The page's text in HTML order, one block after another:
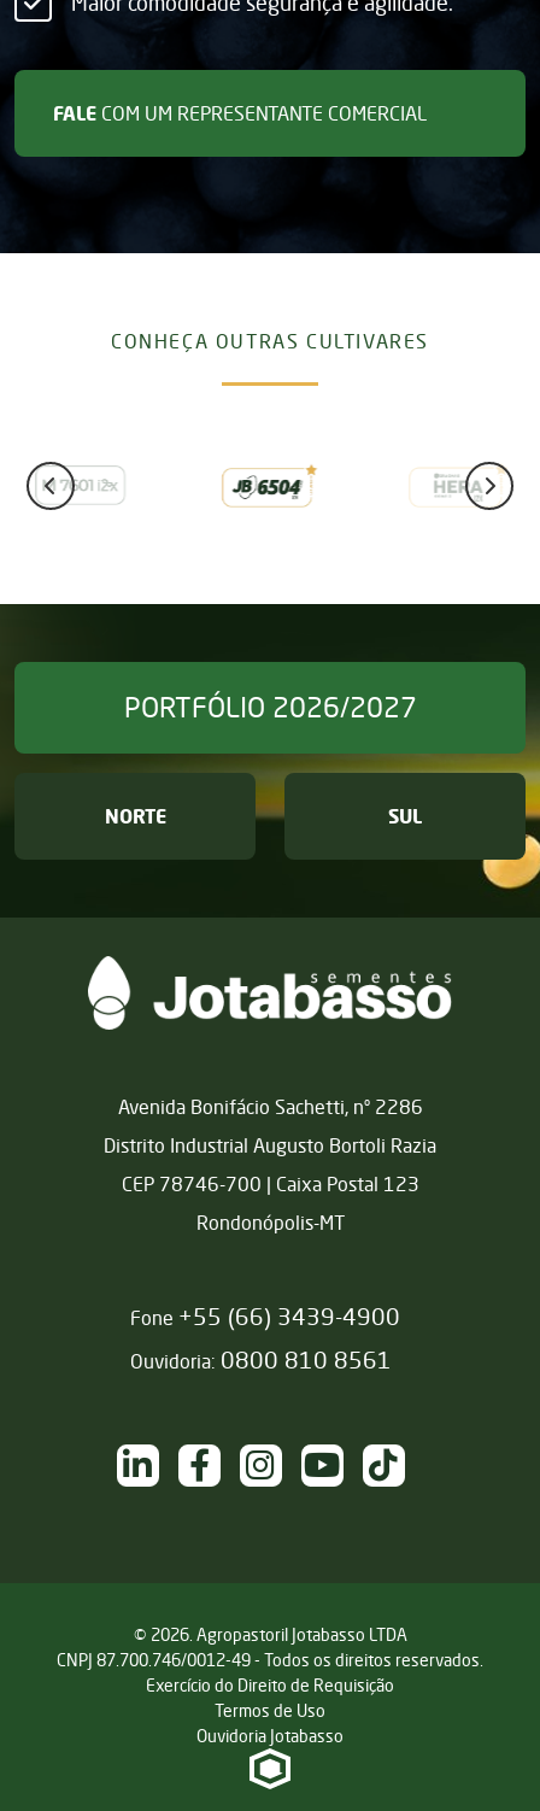
FALE COM UM REPRESENTANTE COMERCIAL
CONHEÇA OUTRAS CULTIVARES
PORTFÓLIO 2026/2027
NORTE SUL
Matriz
Avenida Bonifácio Sachetti, nº 2286
Distrito Industrial Augusto Bortoli Razia
CEP 78746-700 | Caixa Postal 123
Rondonópolis-MT
Fone +55 (66) 3439-4900
Ouvidoria: 0800 810 8561
NAS REDES SOCIAIS
© 2026. Agropastoril Jotabasso LTDA
CNPJ 87.700.746/0012-49 - Todos os direitos reservados.
Exercício do Direito de Requisição
Termos de Uso
Ouvidoria Jotabasso